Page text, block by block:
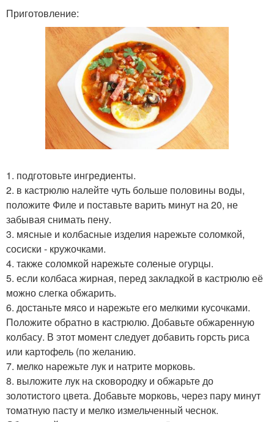
Приготовление:
1. подготовьте ингредиенты.
2. в кастрюлю налейте чуть больше половины воды,
положите Филе и поставьте варить минут на 20, не
забывая снимать пену.
3. мясные и колбасные изделия нарежьте соломкой,
сосиски - кружочками.
4. также соломкой нарежьте соленые огурцы.
5. если колбаса жирная, перед закладкой в кастрюлю её
можно слегка обжарить.
6. достаньте мясо и нарежьте его мелкими кусочками.
Положите обратно в кастрюлю. Добавьте обжаренную
колбасу. В этот момент следует добавить горсть риса
или картофель (по желанию.
7. мелко нарежьте лук и натрите морковь.
8. выложите лук на сковородку и обжарьте до
золотистого цвета. Добавьте морковь, через пару минут
томатную пасту и мелко измельченный чеснок.